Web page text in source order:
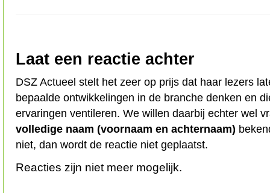
Laat een reactie achter
DSZ Actueel stelt het zeer op prijs dat haar lezers
bepaalde ontwikkelingen in de branche denken en
ervaringen ventileren. We willen daarbij echter wel
volledige naam (voornaam en achternaam)
niet, dan wordt de reactie niet geplaatst.
Reacties zijn niet meer mogelijk.